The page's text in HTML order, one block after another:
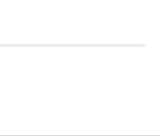
wędrówki [ZDJĘCIA]